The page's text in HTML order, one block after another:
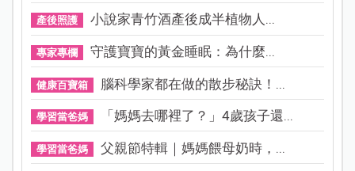
產後照護 小說家青竹酒產後成半植物人...
專家專欄 守護寶寶的黃金睡眠：為什麼...
健康百寶箱 腦科學家都在做的散步秘訣！...
學習當爸媽 「媽媽去哪裡了？」4歲孩子還...
學習當爸媽 父親節特輯｜媽媽餵母奶時，...